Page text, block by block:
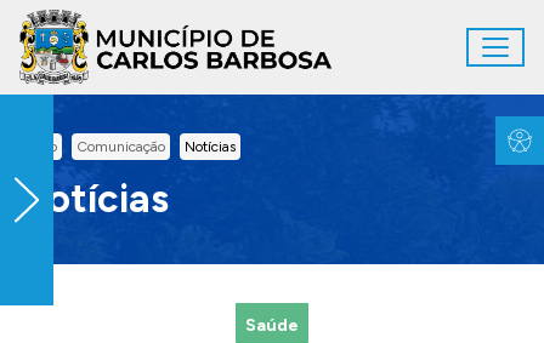
Ir para conteúdo principal
Inicio Comunicação Notícias
Notícias
Saúde